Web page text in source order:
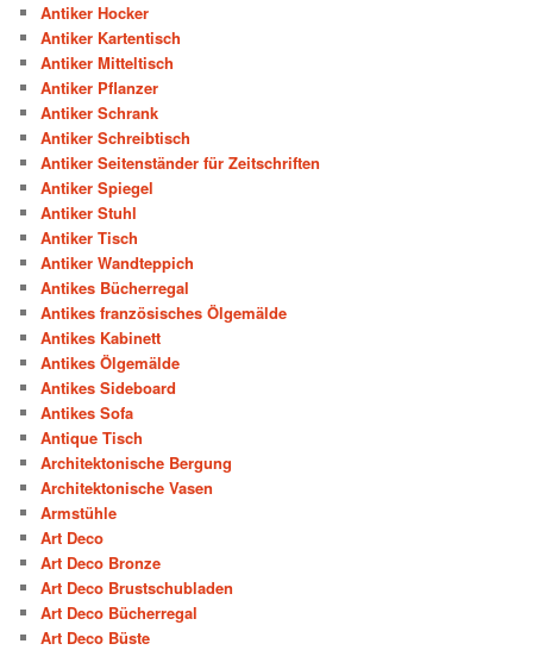
Antiker Hocker
Antiker Kartentisch
Antiker Mitteltisch
Antiker Pflanzer
Antiker Schrank
Antiker Schreibtisch
Antiker Seitenständer für Zeitschriften
Antiker Spiegel
Antiker Stuhl
Antiker Tisch
Antiker Wandteppich
Antikes Bücherregal
Antikes französisches Ölgemälde
Antikes Kabinett
Antikes Ölgemälde
Antikes Sideboard
Antikes Sofa
Antique Tisch
Architektonische Bergung
Architektonische Vasen
Armstühle
Art Deco
Art Deco Bronze
Art Deco Brustschubladen
Art Deco Bücherregal
Art Deco Büste